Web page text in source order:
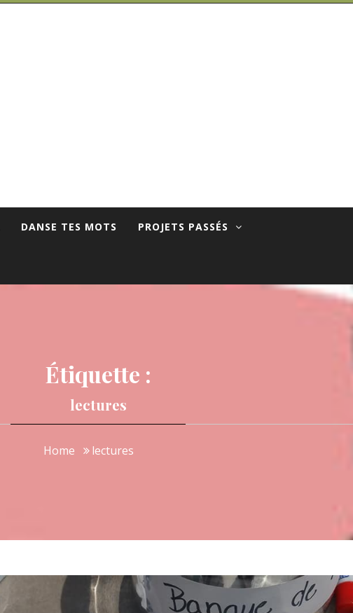
DANSE TES MOTS PROJETS PASSÉS
Étiquette :
lectures
Home lectures